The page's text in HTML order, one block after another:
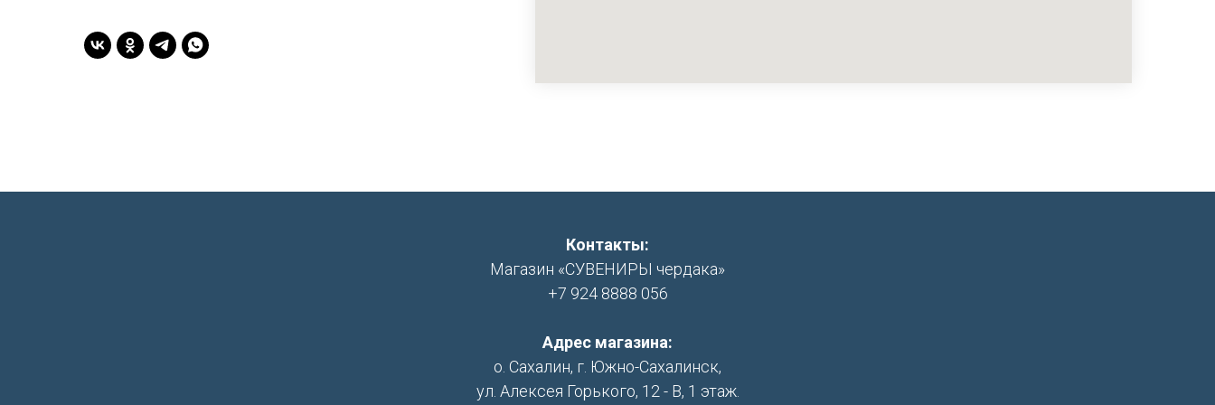
Контакты:
Магазин «СУВЕНИРЫ чердака»
+7 924 8888 056
Адрес магазина:
о. Сахалин, г. Южно-Сахалинск,
ул. Алексея Горького, 12 - В, 1 этаж.